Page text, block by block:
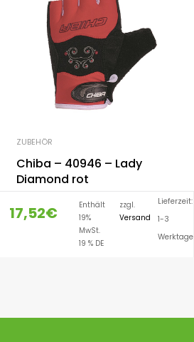
AUSFÜHRUNG WÄHLEN
ZUBEHÖR
Chiba – 40946 – Lady
Diamond rot
17,52€
Enthält
19%
MwSt.
19 % DE
zzgl.
Versand
Lieferzeit:
1-3
Werktage